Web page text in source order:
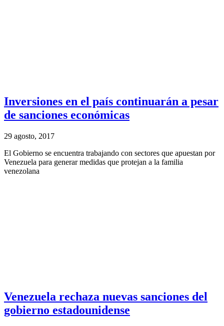
Inversiones en el país continuarán a pesar
de sanciones económicas
29 agosto, 2017
El Gobierno se encuentra trabajando con sectores que apuestan por
Venezuela para generar medidas que protejan a la familia
venezolana
Venezuela rechaza nuevas sanciones del
gobierno estadounidense